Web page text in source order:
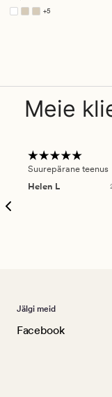
+5
Saadaval
Meie
Suurepärane teenus
Helen L
Jälgi meid
Facebook